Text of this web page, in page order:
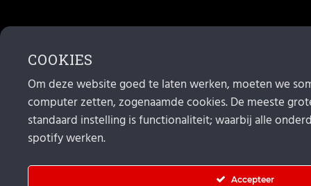
COOKIES
Om deze website goed te laten werken, moeten we
computer zetten, zogenaamde cookies. De meeste
standaard instelling is functionaliteit; waarbij alle
spotify werken.
Accepteer